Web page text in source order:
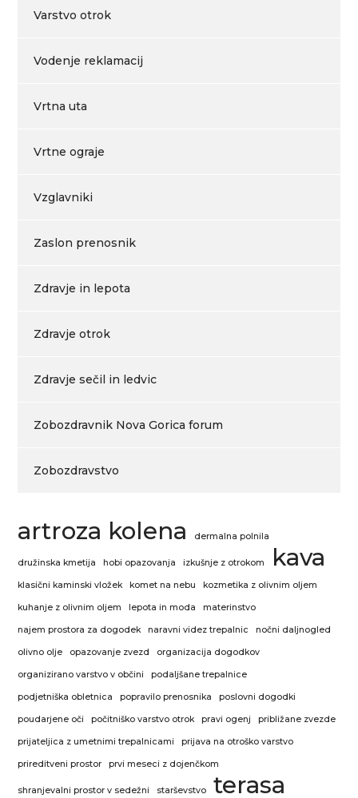
Varstvo otrok
Vodenje reklamacij
Vrtna uta
Vrtne ograje
Vzglavniki
Zaslon prenosnik
Zdravje in lepota
Zdravje otrok
Zdravje sečil in ledvic
Zobozdravnik Nova Gorica forum
Zobozdravstvo
artroza kolena dermalna polnila
družinska kmetija hobi opazovanja izkušnje z otrokom kava
klasični kaminski vložek komet na nebu kozmetika z olivnim oljem
kuhanje z olivnim oljem lepota in moda materinstvo
najem prostora za dogodek naravni videz trepalnic nočni daljnogled
olivno olje opazovanje zvezd organizacija dogodkov
organizirano varstvo v občini podaljšane trepalnice
podjetniška obletnica popravilo prenosnika poslovni dogodki
poudarjene oči počitniško varstvo otrok pravi ogenj približane zvezde
prijateljica z umetnimi trepalnicami prijava na otroško varstvo
prireditveni prostor prvi meseci z dojenčkom
shranjevalni prostor v sedežni starševstvo terasa